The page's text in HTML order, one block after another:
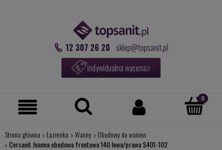
12 307 26 20 sklep@topsanit.pl
indywidualna wycena
Strona główna Łazienka Wanny
Obudowy do wanien
Cersanit Joanna obudowa frontowa 140 lewa/prawa S401-102